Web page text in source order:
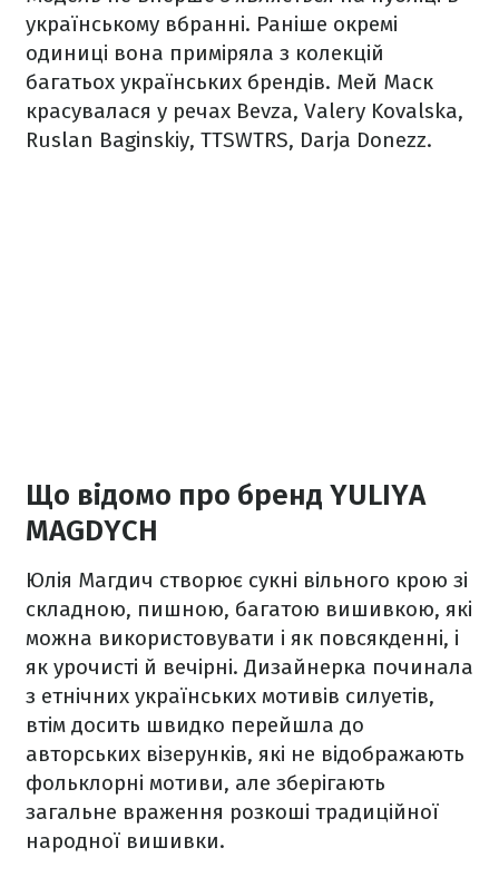
українському вбранні. Раніше окремі
одиниці вона приміряла з колекцій
багатьох українських брендів. Мей Маск
красувалася у речах Bevza, Valery Kovalska,
Ruslan Baginskiy, TTSWTRS, Darja Donezz.
Що відомо про бренд YULIYA
MAGDYCH
Юлія Магдич створює сукні вільного крою зі
складною, пишною, багатою вишивкою, які
можна використовувати і як повсякденні, і
як урочисті й вечірні. Дизайнерка починала
з етнічних українських мотивів силуетів,
втім досить швидко перейшла до
авторських візерунків, які не відображають
фольклорні мотиви, але зберігають
загальне враження розкоші традиційної
народної вишивки.